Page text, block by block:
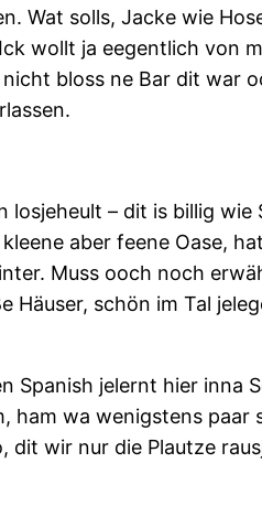
Wat solls, Jacke wie
wollt ja eegentlich von
bloss ne Bar dit war
– dit is billig wie
aber feene Oase,
Muss ooch noch
schön im Tal
Spanish jelernt hier inna
ham wa wenigstens paar
wir nur die Plautze